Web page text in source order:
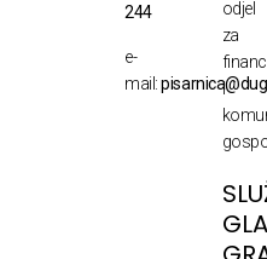
244
e-
mail:
odjel
za
i